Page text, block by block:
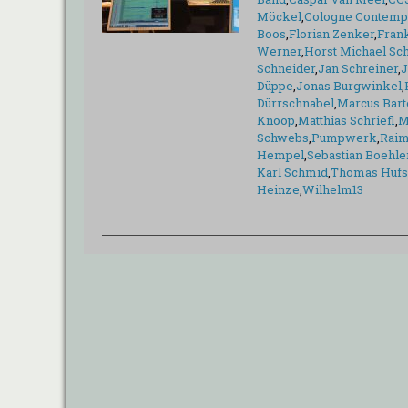
Möckel,Cologne
Boos,Florian Zenker,
Werner,Horst Michael
Schneider,Jan Schreiner,
Düppe,Jonas Burgwinkel,
Dürrschnabel,Marcus
Knoop,Matthias Schriefl,
Schwebs,Pumpwerk,
Hempel,Sebastian
Karl Schmid,Thomas
Heinze,Wilhelm13